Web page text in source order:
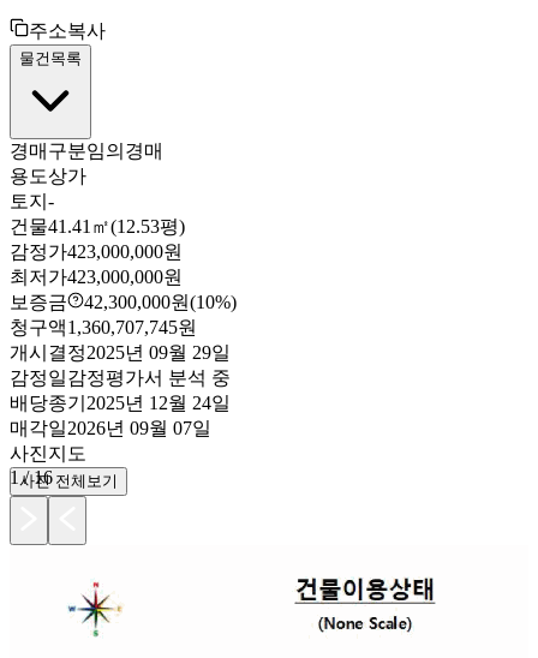
주소복사
물건목록
경매구분임의경매
용도상가
토지 -
건물41.41㎡(12.53평)
감정가423,000,000원
최저가423,000,000원
보증금
42,300,000원(10%)
청구액1,360,707,745원
개시결정2025년 09월 29일
감정일감정평가서 분석 중
배당종기 2025년 12월 24일
매각일2026년 09월 07일
사진지도
1 /16
사진 전체보기